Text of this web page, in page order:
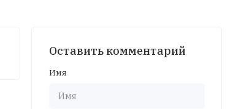
Оставить комментарий
Имя